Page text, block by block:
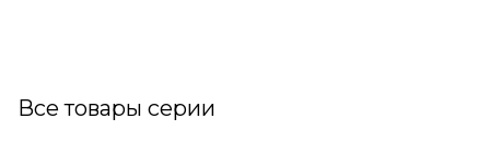
Все товары серии